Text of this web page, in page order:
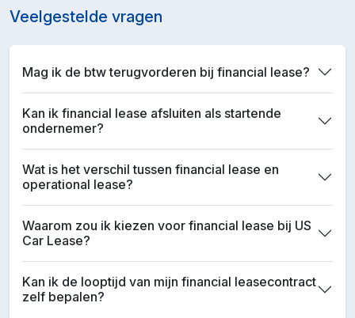
Veelgestelde vragen
Mag ik de btw terugvorderen bij financial lease?
Kan ik financial lease afsluiten als startende
ondernemer?
Wat is het verschil tussen financial lease en
operational lease?
Waarom zou ik kiezen voor financial lease bij US
Car Lease?
Kan ik de looptijd van mijn financial leasecontract
zelf bepalen?